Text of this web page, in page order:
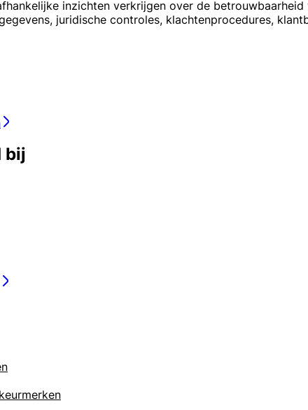
inzichten verkrijgen over de
juridische controles, klachtenprocedures,
bij